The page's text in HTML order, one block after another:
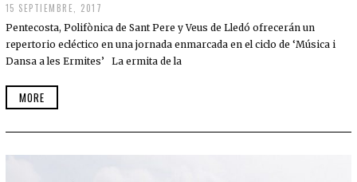
15 SEPTIEMBRE, 2017
Pentecosta, Polifònica de Sant Pere y Veus de Lledó ofrecerán un
repertorio ecléctico en una jornada enmarcada en el ciclo de ‘Música i
Dansa a les Ermites’ La ermita de la
MORE